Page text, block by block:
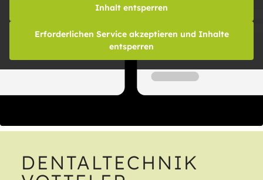
Inhalt entsperren
Erforderlichen Service akzeptieren und Inhalte
entsperren
DENTALTECHNIK